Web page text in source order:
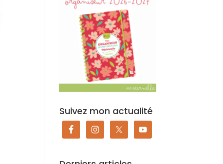
Suivez mon actualité